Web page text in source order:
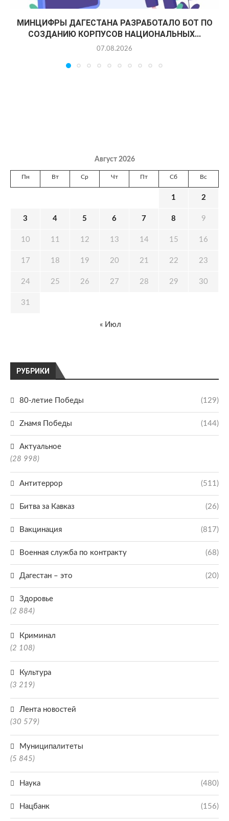
МИНЦИФРЫ ДАГЕСТАНА РАЗРАБОТАЛО БОТ ПО
СОЗДАНИЮ КОРПУСОВ НАЦИОНАЛЬНЫХ...
07.08.2026
РУБРИКИ
80-летие Победы (129)
Zнамя Победы (144)
Актуальное
(28 998)
Антитеррор (511)
Битва за Кавказ (26)
Вакцинация (817)
Военная служба по контракту (68)
Дагестан – это (20)
Здоровье
(2 884)
Криминал
(2 108)
Культура
(3 219)
Лента новостей
(30 579)
Муниципалитеты
(5 845)
Наука (480)
Нацбанк (156)
Август 2026
Пн Вт Ср Чт Пт Сб Вс
1 2
3 4 5 6 7 8 9
10 11 12 13 14 15 16
17 18 19 20 21 22 23
24 25 26 27 28 29 30
31
« Июл